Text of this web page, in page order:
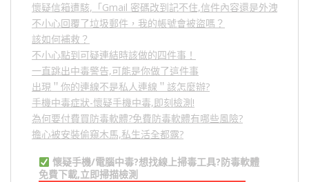
懷疑信箱遭駭,「Gmail 密碼改到記不住,信件內容還是外洩？」,
不小心回覆了垃圾郵件，我的帳號會被盜嗎？
該如何補救？
不小心點到可疑連結時該做的四件事！
一直跳出中毒警告,可能是你做了這件事
出現＂你的連線不是私人連線＂該怎麼辦?
手機中毒症狀-懷疑手機中毒,即刻檢測!
為何要付費買防毒軟體?免費防毒軟體有哪些風險?
擔心被安裝偷窺木馬,私生活全都露?
懷疑手機/電腦中毒?想找線上掃毒工具?防毒軟體
免費下載,立即掃描檢測